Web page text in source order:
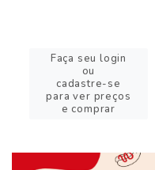
Faça seu login
ou
cadastre-se
para ver preços
e comprar